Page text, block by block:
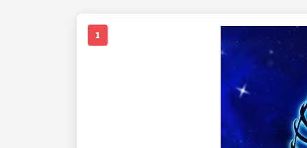
1